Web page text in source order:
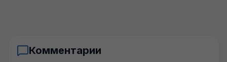
Комментарии